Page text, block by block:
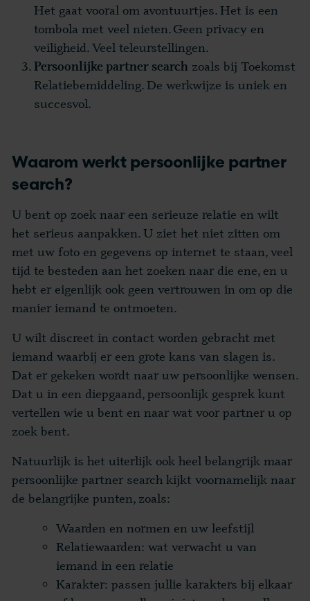
Het gaat vooral om avontuurtjes. Het is een
tombola met veel nieten. Geen privacy en
veiligheid. Veel teleurstellingen.
Persoonlijke partner search zoals bij Toekomst
Relatiebemiddeling. De werkwijze is uniek en
succesvol.
Waarom werkt persoonlijke partner
search?
U bent op zoek naar een serieuze relatie en wilt
het serieus aanpakken. U ziet het niet zitten om
met uw foto en gegevens op internet te staan, veel
tijd te besteden aan het zoeken naar die ene, en u
hebt er eigenlijk ook geen vertrouwen in om op die
manier iemand te ontmoeten.
U wilt discreet in contact worden gebracht met
iemand waarbij er een grote kans van slagen is.
Dat er gekeken wordt naar uw persoonlijke wensen.
Dat u in een diepgaand, persoonlijk gesprek kunt
vertellen wie u bent en naar wat voor partner u op
zoek bent.
Natuurlijk is het uiterlijk ook heel belangrijk maar
persoonlijke partner search kijkt voornamelijk naar
de belangrijke punten, zoals:
Waarden en normen en uw leefstijl
Relatiewaarden: wat verwacht u van
iemand in een relatie
Karakter: passen jullie karakters bij elkaar